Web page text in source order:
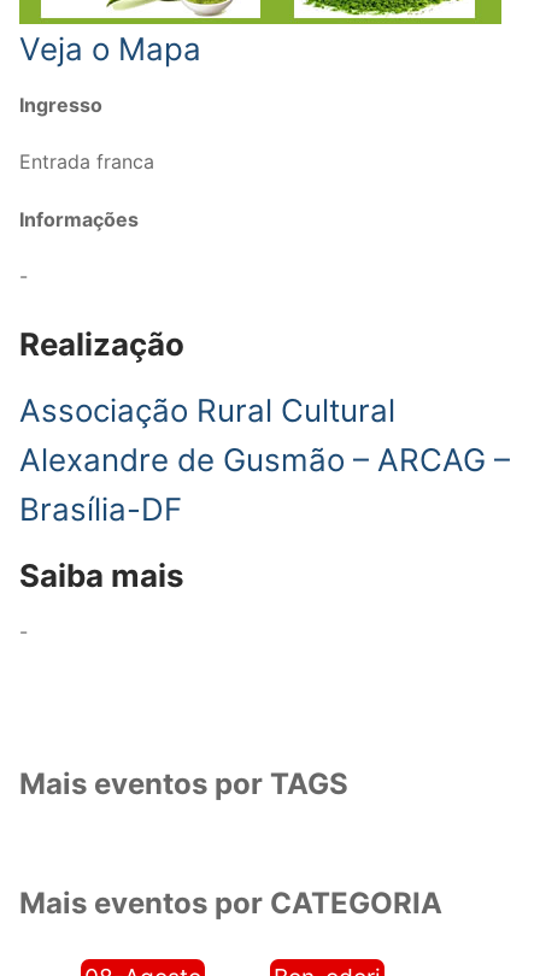
Veja o Mapa
Ingresso
Entrada franca
Informações
-
Realização
Associação Rural Cultural
Alexandre de Gusmão – ARCAG –
Brasília-DF
Saiba mais
-
Mais eventos por TAGS
Mais eventos por CATEGORIA